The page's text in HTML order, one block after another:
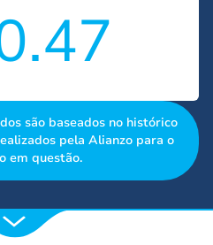
são baseados no histórico
pela Alianzo para o
em questão.